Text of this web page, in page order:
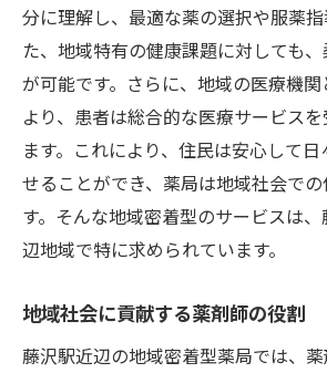
患者が求めるサービスとは
地域密着型薬局の比較ポイ
安心して利用できる薬局を
藤沢駅の地域密着型調剤薬局が
と安心
薬局が提供する温かいサー
地域住民に寄り添う医療サー
患者に対する理解と配慮
地域密着型薬局のメリット
分に理解し、最適な薬の選択や服薬
た、地域特有の健康課題に対しても
が可能です。さらに、地域の医療機
より、患者は総合的な医療サービス
ます。これにより、住民は安心して
せることができ、薬局は地域社会で
す。そんな地域密着型のサービスは
辺地域で特に求められています。
地域社会に貢献する薬剤師の役割
藤沢駅近辺の地域密着型薬局では、